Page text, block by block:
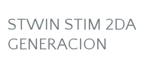
STWIN STIM 2DA
GENERACION